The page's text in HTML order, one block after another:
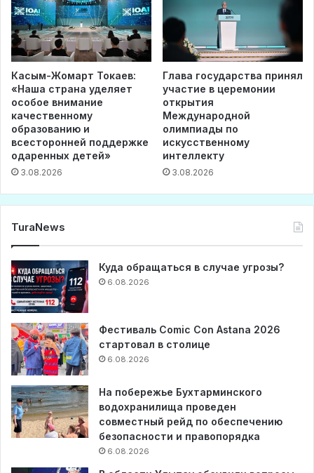
Касым-Жомарт Токаев:
«Наша страна уделяет
особое внимание
качественному
образованию и
всесторонней поддержке
одаренных детей»
3.08.2026
Глава государства принял
участие в церемонии
открытия
Международной
олимпиады по
искусственному
интеллекту
3.08.2026
TuraNews
Куда обращаться в случае угрозы?
6.08.2026
Фестиваль Comic Con Astana 2026
стартовал в столице
6.08.2026
На побережье Бухтарминского
водохранилища проведен
совместный рейд по обеспечению
безопасности и правопорядка
6.08.2026